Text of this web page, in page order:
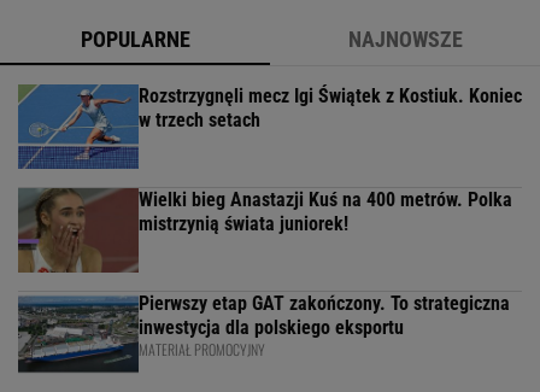
POPULARNE NAJNOWSZE
Rozstrzygnęli mecz Igi Świątek z Kostiuk. Koniec
w trzech setach
Wielki bieg Anastazji Kuś na 400 metrów. Polka
mistrzynią świata juniorek!
Pierwszy etap GAT zakończony. To strategiczna
inwestycja dla polskiego eksportu
MATERIAŁ PROMOCYJNY